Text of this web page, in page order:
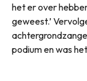
het er over
geweest.’
podium en was